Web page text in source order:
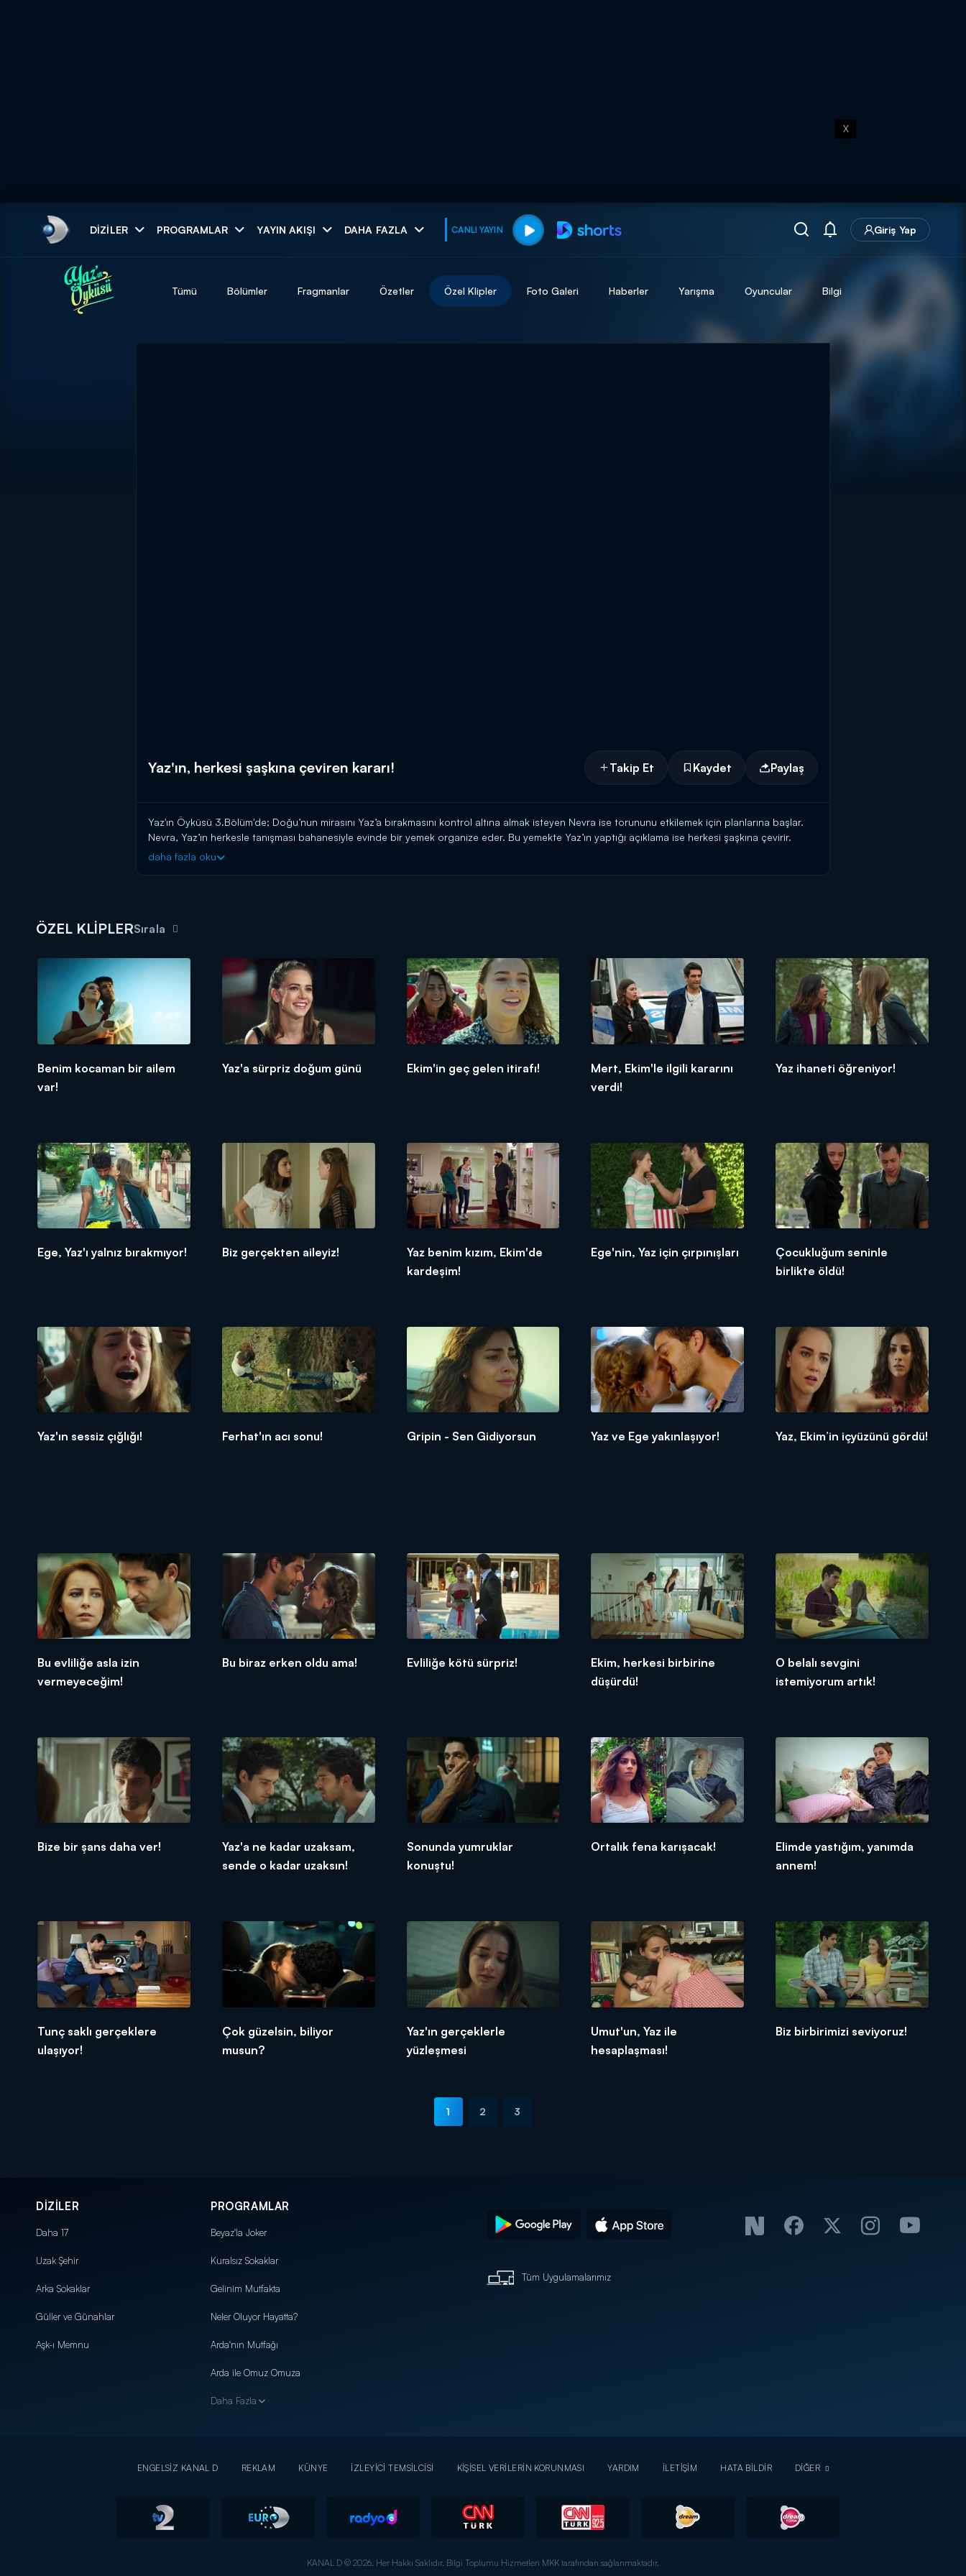
X
DIZILER PROGRAMLAR YAYIN AKIŞI DAHA FAZLA CANLI YAYIN Giriş Yap
muhteşem ikili
Tümü Bölümler Fragmanlar Özetler Özel Klipler Foto Galeri Haberler Yarışma Oyuncular Bilgi
Yaz'ın, herkesi şaşkına çeviren kararı! Takip Et Kaydet Paylaş
Yaz'ın Öyküsü 3.Bölüm'de; Doğu’nun mirasını Yaz’a bırakmasını kontrol altına almak isteyen Nevra ise torununu etkilemek için planlarına başlar.
Nevra, Yaz’ın herkesle tanışması bahanesiyle evinde bir yemek organize eder. Bu yemekte Yaz’ın yaptığı açıklama ise herkesi şaşkına çevirir.
daha fazla oku
ÖZEL KLİPLERSırala
Benim kocaman bir ailem
var!
Yaz'a sürpriz doğum günü Ekim'in geç gelen itirafı!
Mert, Ekim'le ilgili kararını
verdi!
Yaz ihaneti öğreniyor!
Ege, Yaz'ı yalnız bırakmıyor! Biz gerçekten aileyiz!
Yaz benim kızım, Ekim'de
kardeşim!
Ege'nin, Yaz için çırpınışları
Çocukluğum seninle
birlikte öldü!
Yaz'ın sessiz çığlığı! Ferhat'ın acı sonu! Gripin - Sen Gidiyorsun Yaz ve Ege yakınlaşıyor! Yaz, Ekim’in içyüzünü gördü!
Bu evliliğe asla izin
vermeyeceğim!
Bu biraz erken oldu ama! Evliliğe kötü sürpriz!
Ekim, herkesi birbirine
düşürdü!
O belalı sevgini
istemiyorum artık!
Bize bir şans daha ver!
Yaz'a ne kadar uzaksam,
sende o kadar uzaksın!
Sonunda yumruklar
konuştu!
Ortalık fena karışacak!
Elimde yastığım, yanımda
annem!
Tunç saklı gerçeklere
ulaşıyor!
Çok güzelsin, biliyor
musun?
Yaz'ın gerçeklerle
yüzleşmesi
Umut'un, Yaz ile
hesaplaşması!
Biz birbirimizi seviyoruz!
1 2 3
DİZİLER
Daha 17
Uzak Şehir
Arka Sokaklar
Güller ve Günahlar
Aşk-ı Memnu
PROGRAMLAR
Beyaz'la Joker
Kuralsız Sokaklar
Gelinim Mutfakta
Neler Oluyor Hayatta?
Arda'nın Mutfağı
Arda ile Omuz Omuza
Daha Fazla
Tüm Uygulamalarımız
ENGELSİZ KANAL D REKLAM KÜNYE İZLEYİCİ TEMSİLCİSİ KİŞİSEL VERİLERİN KORUNMASI YARDIM İLETİŞİM HATA BİLDİR DİĞER
KANAL D © 2026. Her Hakkı Saklıdır. Bilgi Toplumu Hizmetleri MKK tarafından sağlanmaktadır.